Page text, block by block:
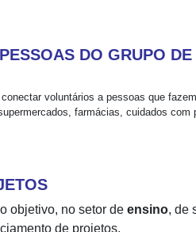
DO GRUPO DE
conectar voluntários a pessoas que
farmácias, cuidados com
objetivo, no setor de ensino, de
de projetos.